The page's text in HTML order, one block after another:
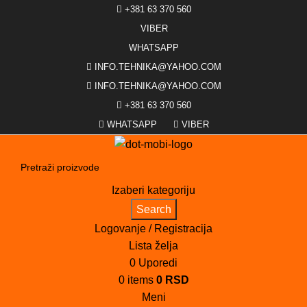
+381 63 370 560
VIBER
WHATSAPP
INFO.TEHNIKA@YAHOO.COM
INFO.TEHNIKA@YAHOO.COM
+381 63 370 560
WHATSAPP
VIBER
Izaberi kategoriju
Search
Logovanje / Registracija
Lista želja
0 Uporedi
0 items 0 RSD
Meni